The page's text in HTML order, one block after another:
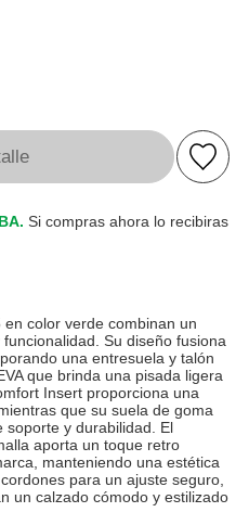
Si compras ahora lo recibiras
color verde combinan un
Su diseño fusiona
una entresuela y talón
que brinda una pisada ligera
Insert proporciona una
que su suela de goma
soporte y durabilidad. El
aporta un toque retro
manteniendo una estética
para un ajuste seguro,
un calzado cómodo y estilizado